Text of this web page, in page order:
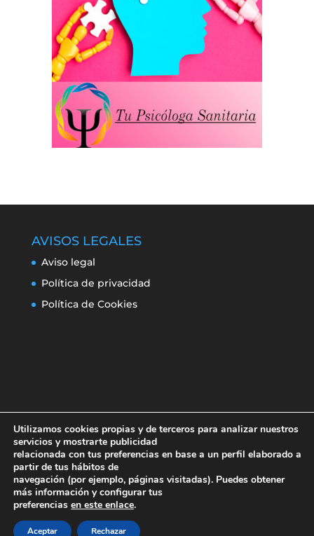
AVISOS LEGALES
Aviso legal
Política de privacidad
Política de Cookies
Aviso legal
Política de privacidad
Política de Cookies
Utilizamos cookies propias y de terceros para analizar nuestros
servicios y mostrarte publicidad
relacionada con tus preferencias en base a un perfil elaborado a
partir de tus hábitos de
navegación (por ejemplo, páginas visitadas). Puedes obtener
más información y configurar tus
preferencias en este enlace.
Aceptar Rechazar